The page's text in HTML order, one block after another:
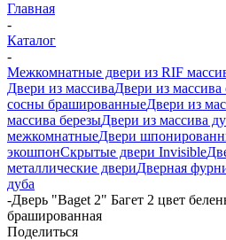
Главная
-
Каталог
-
Межкомнатные двери из RIF
Двери из массиваДвери из массива
сосны брашированныеДвери из
массива березыДвери из массива
межкомнатныеДвери
экошпонСкрытые двери Invisible
металлические двериДверная
дуба
-Дверь "Baget 2" Багет 2 цвет
брашированная
Поделиться